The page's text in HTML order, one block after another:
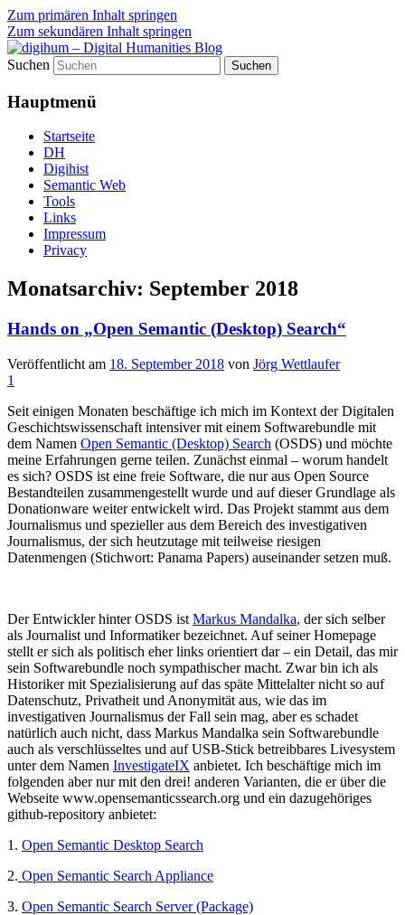
Zum primären Inhalt springen
Zum sekundären Inhalt springen
digihum – Digital Humanities
Blog
fibri (find&bring) goes digital humanities
Suchen
Hauptmenü
Startseite
DH
Digihist
Semantic Web
Tools
Links
Impressum
Privacy
Monatsarchiv: September 2018
Hands on „Open Semantic (Desktop) Search“
Veröffentlicht am 18. September 2018 von Jörg Wettlaufer
1
Seit einigen Monaten beschäftige ich mich im Kontext der Digitalen
Geschichtswissenschaft intensiver mit einem Softwarebundle mit
dem Namen Open Semantic (Desktop) Search (OSDS) und möchte
meine Erfahrungen gerne teilen. Zunächst einmal – worum handelt
es sich? OSDS ist eine freie Software, die nur aus Open Source
Bestandteilen zusammengestellt wurde und auf dieser Grundlage als
Donationware weiter entwickelt wird. Das Projekt stammt aus dem
Journalismus und spezieller aus dem Bereich des investigativen
Journalismus, der sich heutzutage mit teilweise riesigen
Datenmengen (Stichwort: Panama Papers) auseinander setzen muß.
Der Entwickler hinter OSDS ist Markus Mandalka, der sich selber
als Journalist und Informatiker bezeichnet. Auf seiner Homepage
stellt er sich als politisch eher links orientiert dar – ein Detail, das mir
sein Softwarebundle noch sympathischer macht. Zwar bin ich als
Historiker mit Spezialisierung auf das späte Mittelalter nicht so auf
Datenschutz, Privatheit und Anonymität aus, wie das im
investigativen Journalismus der Fall sein mag, aber es schadet
natürlich auch nicht, dass Markus Mandalka sein Softwarebundle
auch als verschlüsseltes und auf USB-Stick betreibbares Livesystem
unter dem Namen InvestigateIX anbietet. Ich beschäftige mich im
folgenden aber nur mit den drei! anderen Varianten, die er über die
Webseite www.opensemanticssearch.org und ein dazugehöriges
github-repository anbietet:
1. Open Semantic Desktop Search
2. Open Semantic Search Appliance
3. Open Semantic Search Server (Package)